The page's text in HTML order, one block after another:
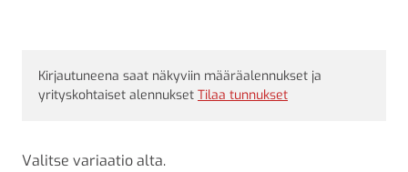
Kirjautuneena saat näkyviin määräalennukset ja
yrityskohtaiset alennukset Tilaa tunnukset
Valitse variaatio alta.